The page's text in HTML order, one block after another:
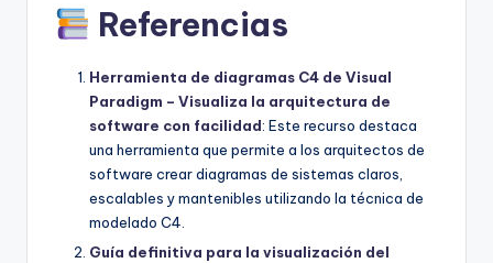
Referencias
Herramienta de diagramas C4 de Visual
Paradigm – Visualiza la arquitectura de
software con facilidad: Este recurso destaca
una herramienta que permite a los arquitectos de
software crear diagramas de sistemas claros,
escalables y mantenibles utilizando la técnica de
modelado C4.
Guía definitiva para la visualización del